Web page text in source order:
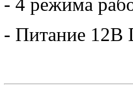
- Питание 12В